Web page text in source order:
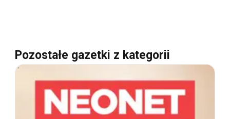
Pozostałe gazetki z kategorii